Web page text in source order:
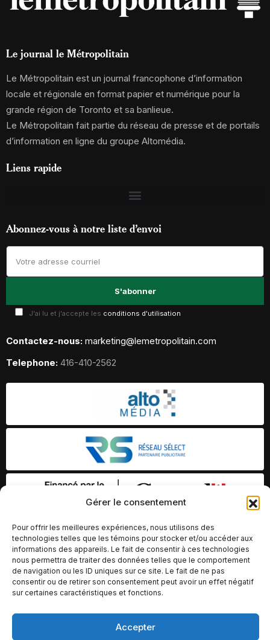
Gérer le consentement
Pour offrir les meilleures expériences, nous utilisons des
technologies telles que les témoins pour stocker et/ou accéder aux
informations des appareils. Le fait de consentir à ces technologies
nous permettra de traiter des données telles que le comportement
de navigation ou les ID uniques sur ce site. Le fait de ne pas
consentir ou de retirer son consentement peut avoir un effet négatif
sur certaines caractéristiques et fonctions.
Accepter
Le journal le Métropolitain
Le Métropolitain est un journal francophone d’information
locale et régionale en format papier et numérique pour la
grande région de Toronto et sa banlieue.
Le Métropolitain fait partie du réseau de presse et de portails
d’information en ligne du groupe Altomédia.
Liens rapide
Abonnez-vous à notre liste d’envoi
J'ai lu et j'accepte les conditions d'utilisation
Contactez-nous: marketing@lemetropolitain.com
Telephone: 416-410-2562
© Copyright 2026 – Altomédia Inc |